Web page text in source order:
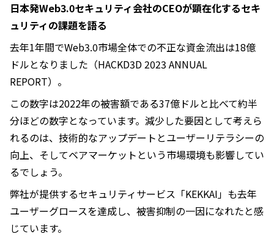
日本発Web3.0セキュリティ会社のCEOが顕在化するセキ
ュリティの課題を語る
去年1年間でWeb3.0市場全体での不正な資金流出は18億
ドルとなりました（HACKD3D 2023 ANNUAL
REPORT）。
この数字は2022年の被害額である37億ドルと比べて約半
分ほどの数字となっています。減少した要因として考えら
れるのは、技術的なアップデートとユーザーリテラシーの
向上、そしてベアマーケットという市場環境も影響してい
るでしょう。
弊社が提供するセキュリティサービス「KEKKAI」も去年
ユーザーグロースを達成し、被害抑制の一因になれたと感
じています。